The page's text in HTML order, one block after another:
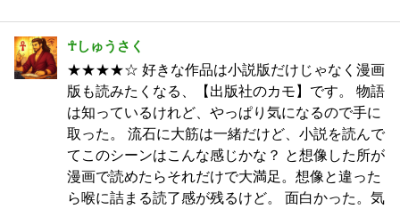
☥しゅうさく
★★★★☆ 好きな作品は小説版だけじゃなく漫画
版も読みたくなる、【出版社のカモ】です。 物語
は知っているけれど、やっぱり気になるので手に
取った。 流石に大筋は一緒だけど、小説を読んで
てこのシーンはこんな感じかな？ と想像した所が
漫画で読めたらそれだけで大満足。想像と違った
ら喉に詰まる読了感が残るけど。 面白かった。気